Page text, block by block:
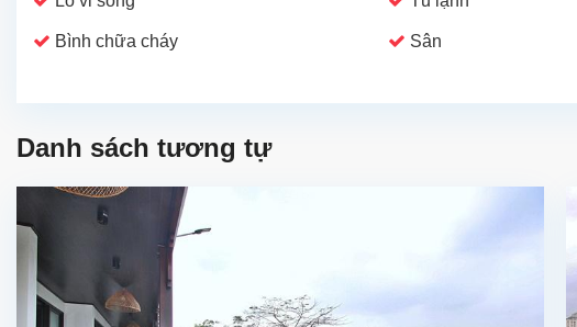
Bình chữa cháy Sân
Danh sách tương tự